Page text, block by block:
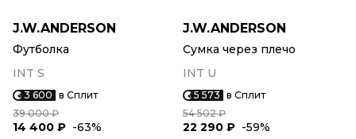
J.W.ANDERSON
Футболка
INT S
3 600 в Сплит
39 000 ₽
14 400 ₽ -63%
J.W.ANDERSON
Сумка через плечо
INT U
5 573 в Сплит
54 502 ₽
22 290 ₽ -59%